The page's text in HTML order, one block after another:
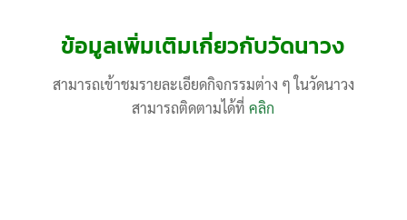
ข้อมูลเพิ่มเติมเกี่ยวกับวัดนาวง
สามารถเข้าชมรายละเอียดกิจกรรมต่าง ๆ ในวัดนาวง
สามารถติดตามได้ที่คลิก